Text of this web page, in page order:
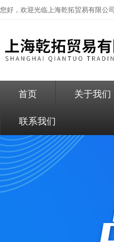
您好，欢迎光临上海乾拓贸易有限公司
首页 关于我们
联系我们